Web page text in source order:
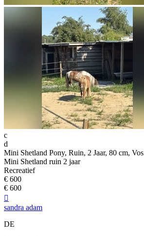
c
d
Mini Shetland Pony, Ruin, 2 Jaar, 80 cm, Vos
Mini Shetland ruin 2 jaar
Recreatief
€ 600
€ 600

sandra adam
DE